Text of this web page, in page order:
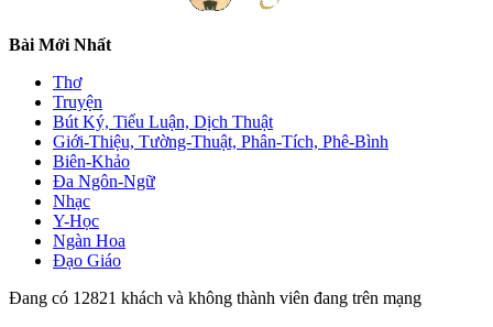
Bài Mới Nhất
Thơ
Truyện
Bút Ký, Tiểu Luận, Dịch Thuật
Giới-Thiệu, Tường-Thuật, Phân-Tích, Phê-Bình
Biên-Khảo
Đa Ngôn-Ngữ
Nhạc
Y-Học
Ngàn Hoa
Đạo Giáo
Đang có 12821 khách và không thành viên đang trên mạng